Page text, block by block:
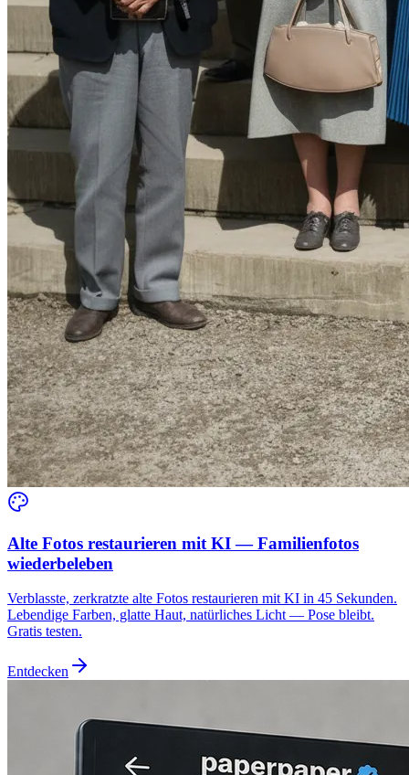
Alte Fotos restaurieren mit KI — Familienfotos
wiederbeleben
Verblasste, zerkratzte alte Fotos restaurieren mit KI in 45 Sekunden.
Lebendige Farben, glatte Haut, natürliches Licht — Pose bleibt.
Gratis testen.
Entdecken